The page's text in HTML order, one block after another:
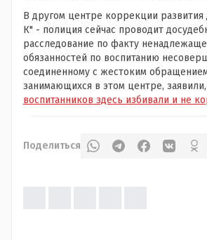
В другом центре коррекции развития
К" - полиция сейчас проводит
расследование по факту
обязанностей по воспитанию
соединенному с жестоким
занимающихся в этом центре, заявили,
воспитанников здесь избивали и не
Поделиться